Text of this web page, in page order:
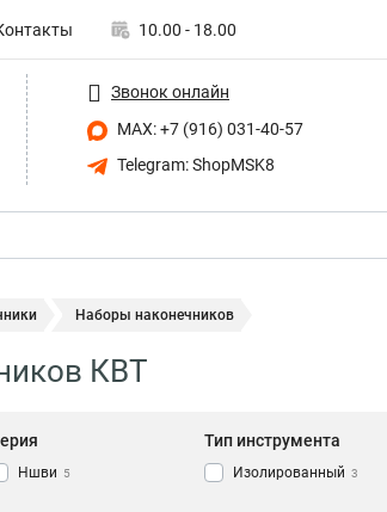
10.00 - 18.00
Звонок онлайн
MAX: +7 (916) 031-40-57
Telegram: ShopMSK8
Наборы наконечников
КВТ
Ншви 5
Тип инструмента
Изолированный 3